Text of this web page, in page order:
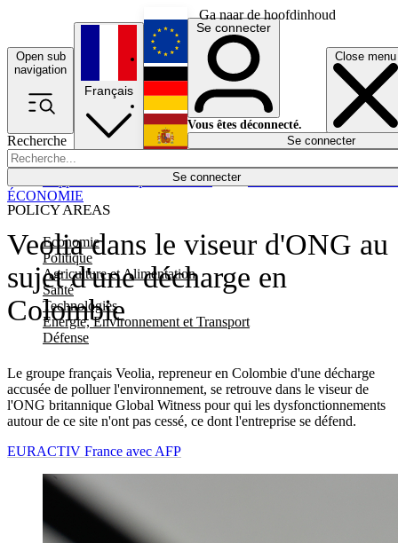
Ga naar de hoofdinhoud
Open sub
navigation
Close menu
Recherche
Se connecter
POLICY AREAS
Economie
Politique
Agriculture et Alimentation
Santé
Technologies
Energie, Environnement et Transport
Défense
Économie
Français
English
Deutsch
Español
Se connecter
Vous êtes déconnecté.
Se connecter
Veolia dans le viseur d'ONG au
sujet d'une décharge en
Colombie
Le groupe français Veolia, repreneur en Colombie d'une décharge
accusée de polluer l'environnement, se retrouve dans le viseur de
l'ONG britannique Global Witness pour qui les dysfonctionnements
autour de ce site n'ont pas cessé, ce dont l'entreprise se défend.
ÉCONOMIE
EURACTIV France avec AFP